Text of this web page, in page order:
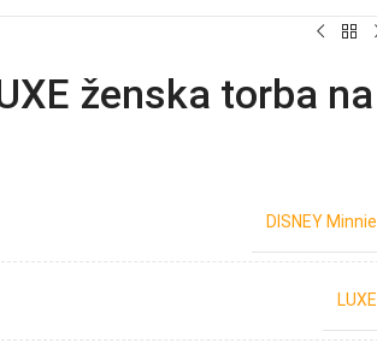
ženska torba na
DISNEY Minnie
LUXE